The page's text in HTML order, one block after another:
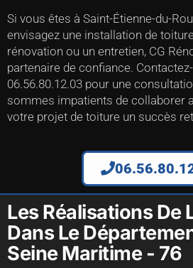
Si vous êtes à Saint-Étienne-du-
envisagez une installation de
rénovation ou un entretien, CG
partenaire de confiance.
06.56.80.12.03 pour une
sommes impatients de collaborer
votre projet de toiture un succès
Les Réalisations De
Dans Le
Seine Maritime - 76